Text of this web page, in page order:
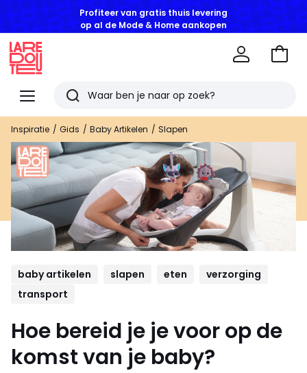
Menu
Redoute
Zoeken
Laatst
bekeken
artikelen
Naar
Inspiratie Gids Baby Artikelen Slapen
baby artikelen slapen eten
verzorging
transport
Hoe bereid je je voor op de
komst van je baby?